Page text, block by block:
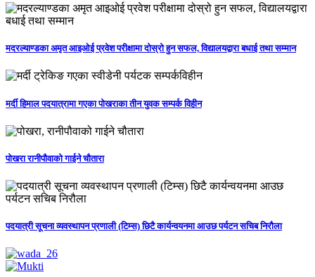
मदरल्याण्डका अमृत आइओई प्रवेश परीक्षामा दोस्रो हुन सफल, विद्यालयद्वारा बधाई तथा सम्मान
मर्दी हिमाल पदयात्रामा गएका पोखराका तीन युवक सम्पर्क विहीन
पोखरा रानीपौवाको गाईने चौतारा
पदयात्री सूचना व्यवस्थापन प्रणाली (टिम्स) छिटै कार्यन्वयनमा आउछ पर्यटन सचिब निरौला